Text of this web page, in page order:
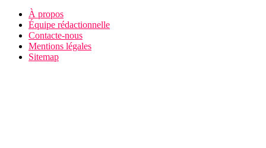
À propos
Équipe rédactionnelle
Contacte-nous
Mentions légales
Sitemap